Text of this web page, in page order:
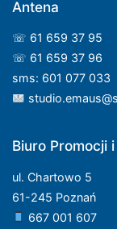
Antena
☏ 61 659 37 95
☏ 61 659 37 96
sms: 601 077 033
Biuro Promocji
ul. Chartowo 5
61-245 Poznań
667 001 607